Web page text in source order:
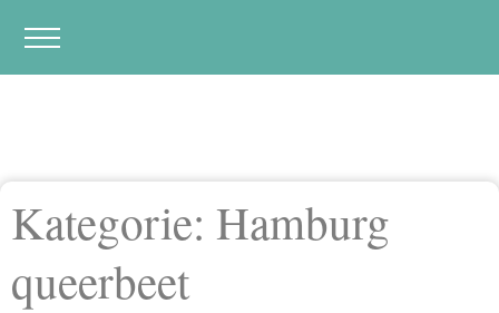
Kategorie: Hamburg
queerbeet